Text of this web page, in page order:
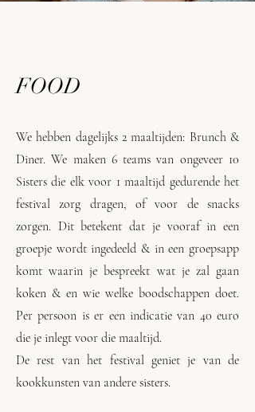
We hebben dagelijks 2 maaltijden: Brunch &
Diner. We maken 6 teams van ongeveer 10
Sisters die elk voor 1 maaltijd gedurende het
festival zorg dragen, of voor de snacks
zorgen. Dit betekent dat je vooraf in een
groepje wordt ingedeeld & in een groepsapp
komt waarin je bespreekt wat je zal gaan
koken & en wie welke boodschappen doet.
Per persoon is er een indicatie van 40 euro
die je inlegt voor die maaltijd.
De rest van het festival geniet je van de
kookkunsten van andere sisters.
FOOD